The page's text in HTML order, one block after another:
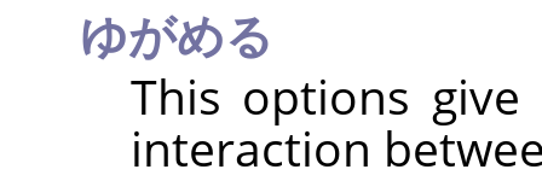
ゆがめる
This options
interaction